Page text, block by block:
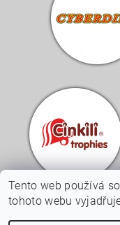
Tento web používá
tohoto webu